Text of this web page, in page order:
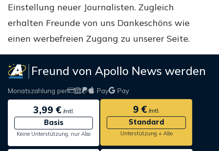
Einstellung neuer Journalisten. Zugleich
erhalten Freunde von uns Dankeschöns wie
einen werbefreien Zugang zu unserer Seite.
Freund von Apollo News werden
Monatszahlung per Pay Pay
3,99 €/mtl.
Basis
Keine Unterstützung, nur Abo
9 €/mtl.
Standard
Unterstützung + Abo